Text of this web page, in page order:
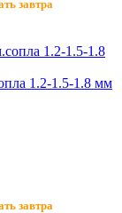
завтра
1.2-1.5-1.8 мм
завтра